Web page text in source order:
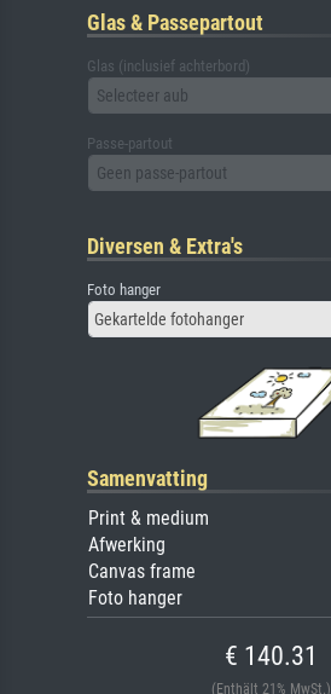
Glas & Passepartout
Glas (inclusief achterbord)
Selecteer aub
Passe-partout
Geen passe-partout
Diversen & Extra's
Foto hanger
Gekartelde fotohanger
Samenvatting
Print & medium
Afwerking
Canvas frame
Foto hanger
€ 140.31
(Enthält 21% MwSt.)